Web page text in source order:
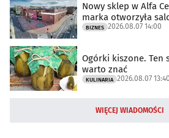
Nowy sklep w Alfa
marka otworzyła
BIZNES 2026.08.07 14:00
Ogórki kiszone. Ten
warto znać
KULINARIA 2026.08.07 13:40
WIĘCEJ WIADOMOŚCI